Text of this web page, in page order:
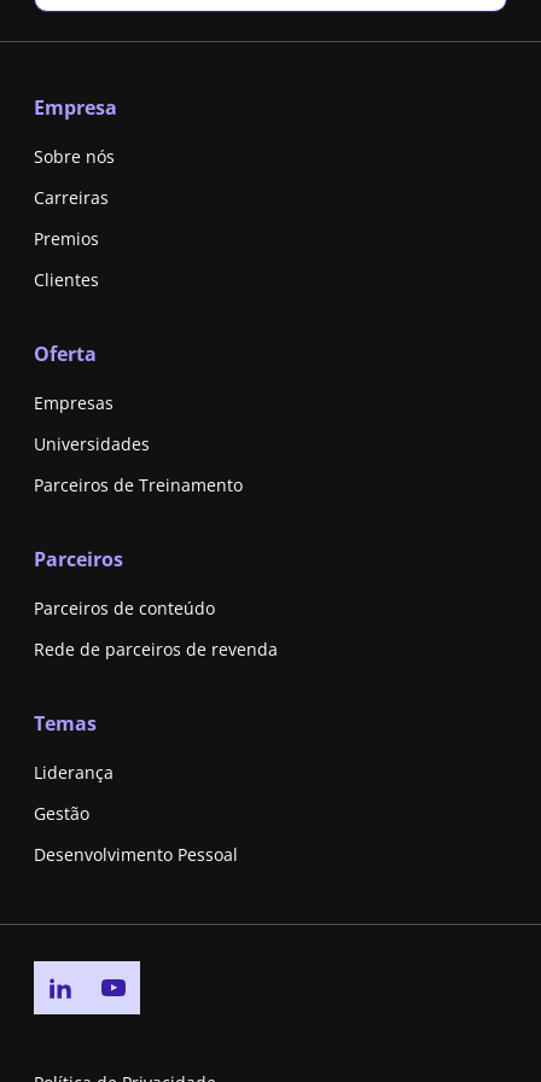
Empresa
Sobre nós
Carreiras
Premios
Clientes
Oferta
Empresas
Universidades
Parceiros de Treinamento
Parceiros
Parceiros de conteúdo
Rede de parceiros de revenda
Temas
Liderança
Gestão
Desenvolvimento Pessoal
Go to linkedin page